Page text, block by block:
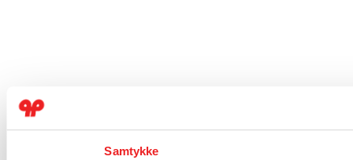
Samtykke